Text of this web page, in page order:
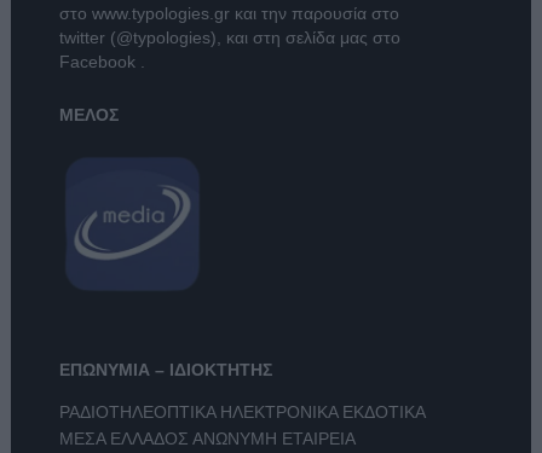
στο www.typologies.grκαι την παρουσία στο
twitter (@typologies) , και στη σελίδα μας στο
Facebook
ΜΕΛΟΣ
ΕΠΩΝΥΜΙΑ – ΙΔΙΟΚΤΗΤΗΣ
ΡΑΔΙΟΤΗΛΕΟΠΤΙΚΑ ΗΛΕΚΤΡΟΝΙΚΑ ΕΚΔΟΤΙΚΑ
ΜΕΣΑ ΕΛΛΑΔΟΣ ΑΝΩΝΥΜΗ ΕΤΑΙΡΕΙΑ